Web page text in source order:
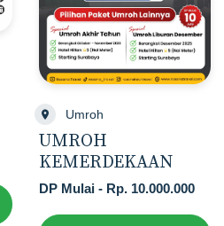
Umroh
UMROH
KEMERDEKAAN
DP Mulai - Rp. 10.000.000